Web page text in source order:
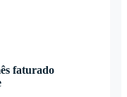
faturado